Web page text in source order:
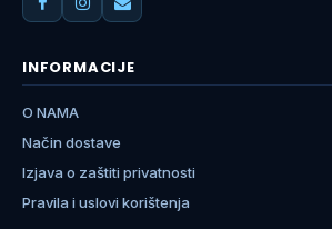
INFORMACIJE
O NAMA
Način dostave
Izjava o zaštiti privatnosti
Pravila i uslovi korištenja